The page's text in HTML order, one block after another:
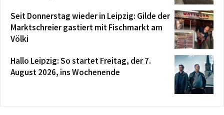
Seit Donnerstag wieder in Leipzig: Gilde der
Marktschreier gastiert mit Fischmarkt am
Völki
Hallo Leipzig: So startet Freitag, der 7.
August 2026, ins Wochenende